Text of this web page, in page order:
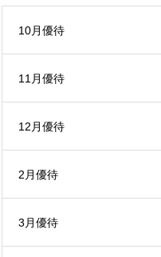
10月優待
11月優待
12月優待
2月優待
3月優待